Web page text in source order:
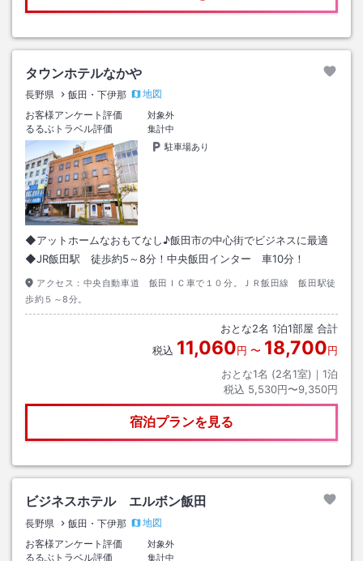
タウンホテルなかや
長野県 飯田・下伊那
地図
お客様アンケート評価
対象外
るるぶトラベル評価
集計中
駐車場あり
◆アットホームなおもてなし♪飯田市の中心街でビジネスに最適
◆JR飯田駅 徒歩約5～8分！中央飯田インター 車10分！
アクセス： 中央自動車道 飯田ＩＣ車で１０分。ＪＲ飯田線 飯田駅徒
歩約５～8分。
おとな2名 1泊1部屋 合計
税込 11,060円 〜 18,700円
おとな1名 (2名1室)｜ 1泊
税込 5,530円〜9,350円
宿泊プランを見る
ビジネスホテル エルボン飯田
長野県 飯田・下伊那
地図
お客様アンケート評価
対象外
るるぶトラベル評価 集計中